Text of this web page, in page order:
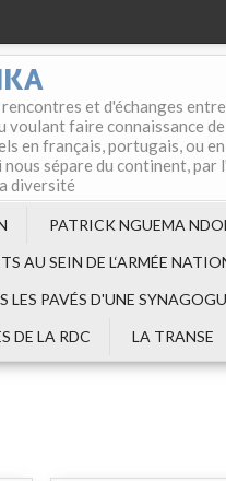
rencontres et d'échanges
voulant faire connaissance
en français, portugais, ou
sépare du continent,
diversité
PATRICK NGUEMA
AU SEIN DE L‘ARMÉE
LES PAVÉS D'UNE
DE LA RDC
LA TRANSE